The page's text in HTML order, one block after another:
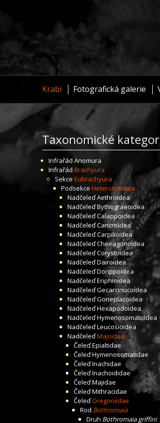
Krabi Fotografická galerie
Taxonomické
Infrařád Anomura
Infrařád Brachyura
Sekce Eubrachyura
Podsekce Heterotremata
NadčeleďAethroidea
NadčeleďBythograeoidea
NadčeleďCalappoidea
NadčeleďCancroidea
NadčeleďCarpilioidea
NadčeleďCheiragonoidea
NadčeleďCorystoidea
NadčeleďDairoidea
NadčeleďDorippoidea
NadčeleďEriphioidea
NadčeleďGecarcinucoidea
NadčeleďGoneplacoidea
NadčeleďHexapodoidea
NadčeleďHymenosomatoidea
NadčeleďLeucosioidea
NadčeleďMajoidea
ČeleďEpialtidae
ČeleďHymenosomatidae
ČeleďInachidae
ČeleďInachoididae
ČeleďMajidae
ČeleďMithracidae
ČeleďOregoniidae
Rod Bothromaia
Druh Bothromaia griffini